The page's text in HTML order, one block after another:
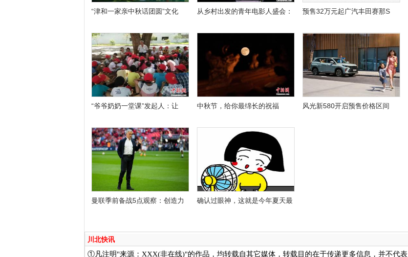
“津和一家亲中秋话团圆”文化 从乡村出发的青年电影人盛会： 预售32万元起广汽丰田赛那S
“爷爷奶奶一堂课”发起人：让 中秋节，给你最绵长的祝福 风光新580开启预售价格区间
曼联季前备战5点观察：创造力 确认过眼神，这就是今年夏天最
川北快讯
①凡注明"来源：XXX(非在线)"的作品，均转载自其它媒体，转载目的在于传递更多信息，并不代表